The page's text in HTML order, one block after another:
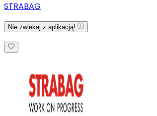
STRABAG
Nie zwlekaj z aplikacją!